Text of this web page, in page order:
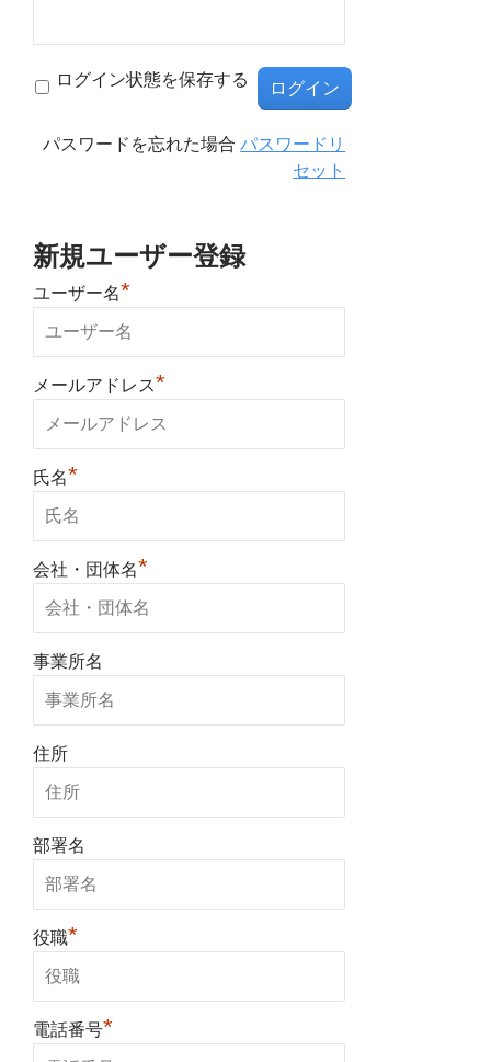
ログイン状態を保存する
パスワードを忘れた場合パスワードリ
セット
新規ユーザー登録
ユーザー名*
メールアドレス*
氏名*
会社・団体名*
事業所名
住所
部署名
役職*
電話番号*